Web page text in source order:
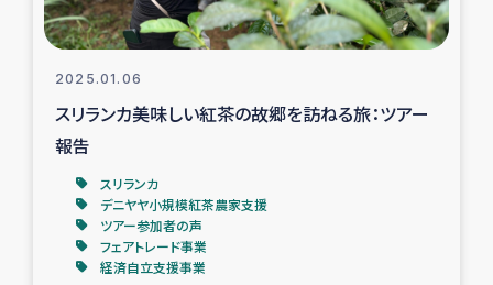
インターン・ボランティア日誌
ガザ空爆被災者への食料支援と農家生産支援
ガザ地区における羊の畜産支援
2025.01.06
スリランカ美味しい紅茶の故郷を訪ねる旅：ツアー
報告
スリランカ
デニヤヤ小規模紅茶農家支援
ツアー参加者の声
フェアトレード事業
経済自立支援事業